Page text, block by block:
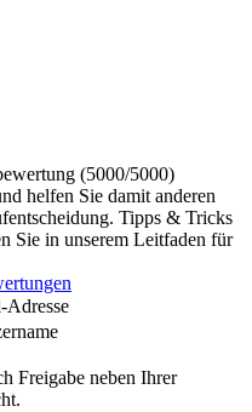
(5000/5000)
helfen Sie damit anderen
Tipps & Tricks
Sie in unserem Leitfaden für
Freigabe neben Ihrer